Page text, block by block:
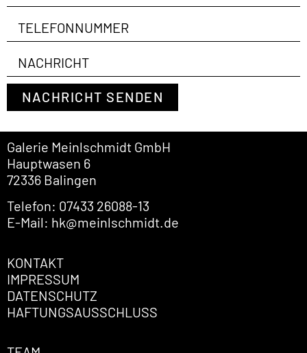
NACHRICHT SENDEN
Galerie Meinlschmidt GmbH
Hauptwasen 6
72336 Balingen
Telefon: 07433 26088-13
E-Mail: hk@meinlschmidt.de
KONTAKT
IMPRESSUM
DATENSCHUTZ
HAFTUNGSAUSSCHLUSS